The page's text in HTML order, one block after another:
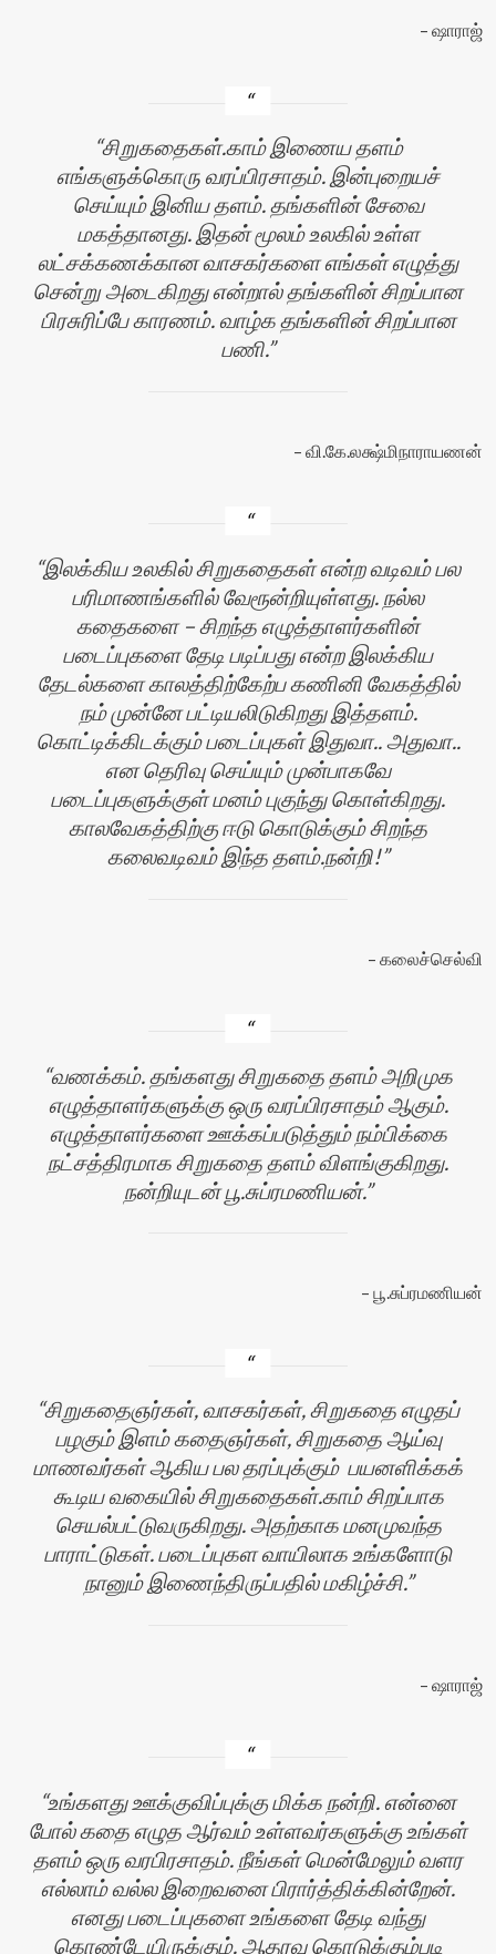
ஷாராஜ்
சிறுகதைகள்.காம் இணைய தளம்
எங்களுக்கொரு வரப்பிரசாதம். இன்புறையச்
செய்யும் இனிய தளம். தங்களின் சேவை
மகத்தானது. இதன் மூலம் உலகில் உள்ள
லட்சக்கணக்கான வாசகர்களை எங்கள் எழுத்து
சென்று அடைகிறது என்றால் தங்களின் சிறப்பான
பிரசுரிப்பே காரணம். வாழ்க தங்களின் சிறப்பான
பணி.
வி.கே.லக்ஷ்மிநாராயணன்
இலக்கிய உலகில் சிறுகதைகள் என்ற வடிவம் பல
பரிமாணங்களில் வேரூன்றியுள்ளது. நல்ல
கதைகளை – சிறந்த எழுத்தாளர்களின்
படைப்புகளை தேடி படிப்பது என்ற இலக்கிய
தேடல்களை காலத்திற்கேற்ப கணினி வேகத்தில்
நம் முன்னே பட்டியலிடுகிறது இத்தளம்.
கொட்டிக்கிடக்கும் படைப்புகள் இதுவா.. அதுவா..
என தெரிவு செய்யும் முன்பாகவே
படைப்புகளுக்குள் மனம் புகுந்து கொள்கிறது.
காலவேகத்திற்கு ஈடு கொடுக்கும் சிறந்த
கலைவடிவம் இந்த தளம்.நன்றி!
கலைச்செல்வி
வணக்கம். தங்களது சிறுகதை தளம் அறிமுக
எழுத்தாளர்களுக்கு ஒரு வரப்பிரசாதம் ஆகும்.
எழுத்தாளர்களை ஊக்கப்படுத்தும் நம்பிக்கை
நட்சத்திரமாக சிறுகதை தளம் விளங்குகிறது.
நன்றியுடன் பூ.சுப்ரமணியன்.
பூ.சுப்ரமணியன்
சிறுகதைஞர்கள், வாசகர்கள், சிறுகதை எழுதப்
பழகும் இளம் கதைஞர்கள், சிறுகதை ஆய்வு
மாணவர்கள் ஆகிய பல தரப்புக்கும் பயனளிக்கக்
கூடிய வகையில் சிறுகதைகள்.காம் சிறப்பாக
செயல்பட்டுவருகிறது. அதற்காக மனமுவந்த
பாராட்டுகள். படைப்புகள வாயிலாக உங்களோடு
நானும் இணைந்திருப்பதில் மகிழ்ச்சி.
ஷாராஜ்
உங்களது ஊக்குவிப்புக்கு மிக்க நன்றி. என்னை
போல் கதை எழுத ஆர்வம் உள்ளவர்களுக்கு உங்கள்
தளம் ஒரு வரபிரசாதம். நீங்கள் மென்மேலும் வளர
எல்லாம் வல்ல இறைவனை பிரார்த்திக்கின்றேன்.
எனது படைப்புகளை உங்களை தேடி வந்து
கொண்டேயிருக்கும். ஆதரவு கொடுக்கும்படி